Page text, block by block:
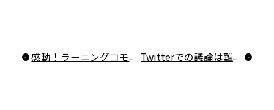
感動！ラーニングコモンズの使われ方 Twitterでの議論は難しい